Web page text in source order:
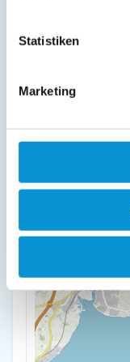
Statistiken
Marketing
Hauptstraße 68
-